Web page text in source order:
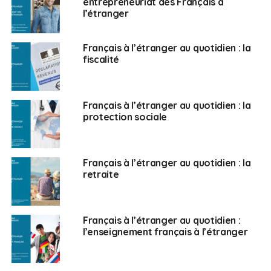
extraordinaire ainsi qu’un enrichissement culturel, social
et professionnel que l’on ne retrouve pas lorsque l’on
fait l’ensemble de sa carrière dans l’Hexagone. Je
pense que cette pandémie qui bouleverse beaucoup
de choses dans nos vies quotidiennes, professionnelles,
sociales et amicales est une invitation à aller
redécouvrir l’étranger. Cela peut paraître contre-intuitif
mais je pense qu’il faut se servir de ce moment pour
sortir de nos frontières et continuer à porter
l’international. C’est de cette façon que nous arriverons
à sortir de cette pandémie tous ensemble.
FAE :À l’occasion de la crise, les Français sont-ils
revenus massivement en France et ont-ils quitté leur
poste de travailleur à l’étranger ?
P.-A. A. :Oui, il y a un retour en France qui est évident et
naturel lorsque vous êtes confronté à une crise de
l’étranger
Français à l’étranger au quotidien : la
fiscalité
Français à l’étranger au quotidien : la
protection sociale
Français à l’étranger au quotidien : la
retraite
Français à l’étranger au quotidien :
l’enseignement français à l’étranger